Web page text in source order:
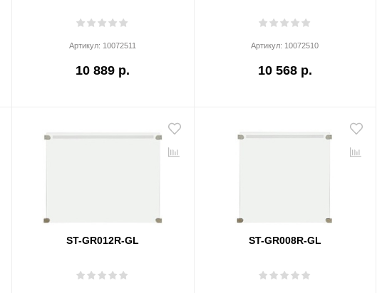
Артикул: 10072511
10 889 р.
Артикул: 10072510
10 568 р.
ST-GR012R-GL ST-GR008R-GL